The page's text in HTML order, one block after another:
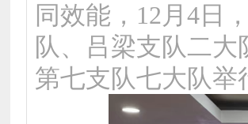
同效能，12月4日
队、吕梁支队二
第七支队七大队